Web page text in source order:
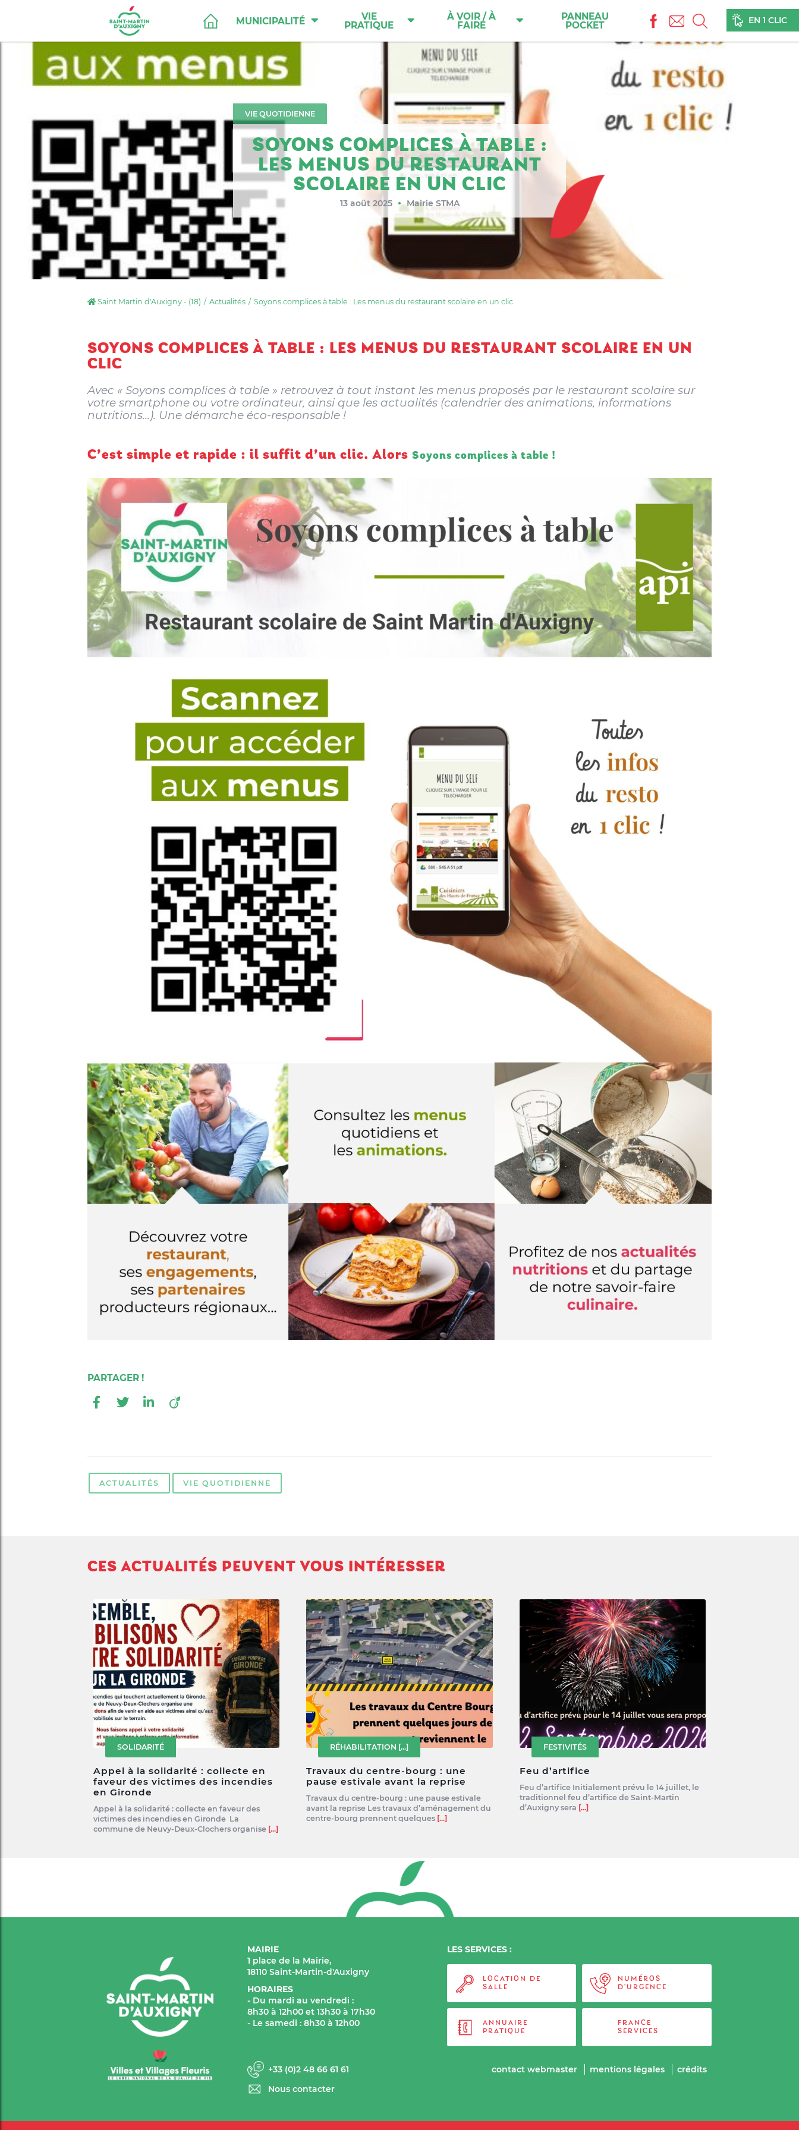
EN 1 CLIC
MUNICIPALITÉ VIE
PRATIQUE
À VOIR / À
FAIRE
PANNEAU
POCKET EN 1 CLIC
VIE QUOTIDIENNE
SOYONS COMPLICES À TABLE :
LES MENUS DU RESTAURANT
SCOLAIRE EN UN CLIC
13 août 2025 ● Mairie STMA
Saint Martin d'Auxigny - (18) Actualités Soyons complices à table : Les menus du restaurant scolaire en un clic
SOYONS COMPLICES À TABLE : LES MENUS DU RESTAURANT SCOLAIRE EN UN
CLIC
Avec « Soyons complices à table » retrouvez à tout instant les menus proposés par le restaurant scolaire sur
votre smartphone ou votre ordinateur, ainsi que les actualités (calendrier des animations, informations
nutritions…). Une démarche éco-responsable !
C’est simple et rapide : il suffit d’un clic. Alors Soyons complices à table !
ACTUALITÉS VIE QUOTIDIENNE
CES ACTUALITÉS PEUVENT VOUS INTÉRESSER
SOLIDARITÉ
Appel à la solidarité : collecte en
faveur des victimes des incendies
en Gironde
Appel à la solidarité : collecte en faveur des
victimes des incendies en Gironde La
commune de Neuvy-Deux-Clochers organise [...]
RÉHABILITATION [...]
Travaux du centre-bourg : une
pause estivale avant la reprise
Travaux du centre-bourg : une pause estivale
avant la reprise Les travaux d’aménagement du
centre-bourg prennent quelques [...]
FESTIVITÉS
Feu d’artifice
Feu d’artifice Initialement prévu le 14 juillet, le
traditionnel feu d’artifice de Saint-Martin
d’Auxigny sera [...]
MAIRIE
1 place de la Mairie,
18110 Saint-Martin-d'Auxigny
HORAIRES
- Du mardi au vendredi :
8h30 à 12h00 et 13h30 à 17h30
- Le samedi : 8h30 à 12h00
LES SERVICES :
LOCATION DE
SALLE
NUMÉROS
D'URGENCE
ANNUAIRE
PRATIQUE
FRANCE
SERVICES
+33 (0)2 48 66 61 61
Nous contacter
contact webmaster mentions légales crédits